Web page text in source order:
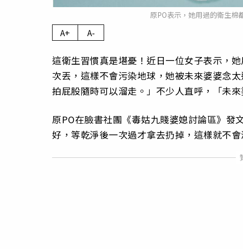
原PO表示，她用過的衛生棉
A+ A-
這衛生習慣真是堪憂！近日一位女子表示，
次丟，這樣不會污染地球，她被未來婆婆念
拍屁股隨時可以溜走。」不少人直呼，「未
原PO在臉書社團《毒姑九賤婆媳討論區》發
好，等乾淨後一次過才拿去扔掉，這樣就不會